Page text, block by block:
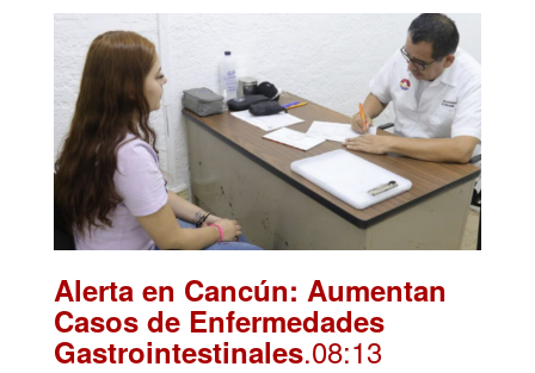
Alerta en Cancún: Aumentan
Casos de Enfermedades
Gastrointestinales.08:13